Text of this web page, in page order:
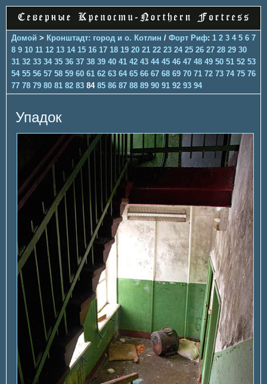
Домой > Кронштадт: город и о. Котлин / Форт Риф: 1 2 3 4 5 6 7
8 9 10 11 12 13 14 15 16 17 18 19 20 21 22 23 24 25 26 27 28 29 30
31 32 33 34 35 36 37 38 39 40 41 42 43 44 45 46 47 48 49 50 51 52 53
54 55 56 57 58 59 60 61 62 63 64 65 66 67 68 69 70 71 72 73 74 75 76
77 78 79 80 81 82 83 84 85 86 87 88 89 90 91 92 93 94
Упадок